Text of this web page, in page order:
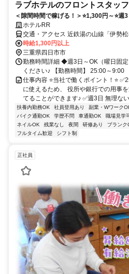
ラブホテルのフロントスタッフ
＜隙間時間で稼げる！＞⭐1,300円～⭐週
ホテルRR
交通・アクセス 近鉄湯の山線「伊勢
線「中川原駅」より車5分
時給1,300円以上
三重県四日市市
勤務時間詳細 ◆週3日～OK（曜日固
ください♪ 【勤務時間】 25:00～9:00
仕事内容 ⭐当社で働くポイント！⭐
に使えるため、 役所や銀行での用事
てることができます♪ ✅週3日 無理な
扶養内勤務OK 社員登用あり 副業・Wワーク
バイク通勤OK
学歴不問 車通勤OK 職場見学
ネイルOK
残業なし 夜間 研修あり ブランク
フルタイム歓迎
シフト制
正社員